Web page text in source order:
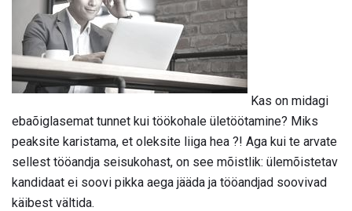
Kas on midagi
ebaõiglasemat tunnet kui töökohale ületöötamine? Miks
peaksite karistama, et oleksite liiga hea ?! Aga kui te arvate
sellest tööandja seisukohast, on see mõistlik: ülemõistetav
kandidaat ei soovi pikka aega jääda ja tööandjad soovivad
käibest vältida.